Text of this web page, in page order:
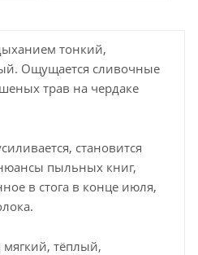
тонкий,
Ощущается сливочные
трав на чердаке
становится
пыльных книг,
в стога в конце июля,
мягкий, тёплый,